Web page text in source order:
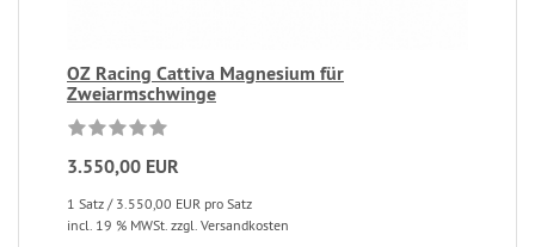
OZ Racing Cattiva Magnesium für
Zweiarmschwinge
3.550,00 EUR
1 Satz / 3.550,00 EUR pro Satz
incl. 19 % MWSt. zzgl. Versandkosten